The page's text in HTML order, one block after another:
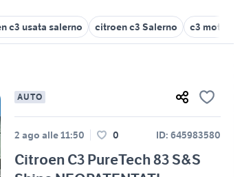
c3 usata salerno citroen c3 Salerno c3 motori
AUTO
2 ago alle 11:50 0 ID: 645983580
Citroen C3 PureTech 83 S&S